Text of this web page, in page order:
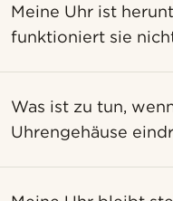
Meine Uhr ist
funktioniert sie
Was ist zu tun,
Uhrengehäuse